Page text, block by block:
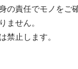
の責任でモノをご
ません。
禁⽌します。